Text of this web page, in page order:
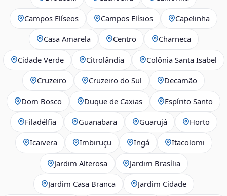
Campos Elíseos Campos Elísios Capelinha
Casa Amarela Centro Charneca
Cidade Verde Citrolândia Colônia Santa Isabel
Cruzeiro Cruzeiro do Sul Decamão
Dom Bosco Duque de Caxias Espírito Santo
Filadélfia Guanabara Guarujá Horto
Icaivera Imbiruçu Ingá Itacolomi
Jardim Alterosa Jardim Brasília
Jardim Casa Branca Jardim Cidade